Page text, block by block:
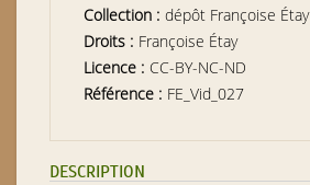
Collection : dépôt Françoise Étay
Droits : Françoise Étay
Licence : CC-BY-NC-ND
Référence : FE_Vid_027
DESCRIPTION